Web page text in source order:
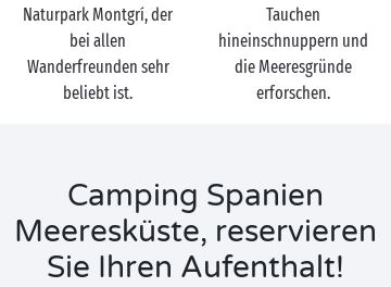
Naturpark Montgrí, der
bei allen
Wanderfreunden sehr
beliebt ist.
Tauchen
hineinschnuppern und
die Meeresgründe
erforschen.
Camping Spanien
Meeresküste, reservieren
Sie Ihren Aufenthalt!